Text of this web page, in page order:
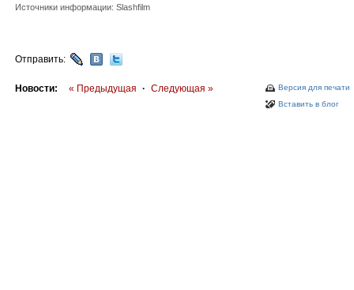
Источники информации: Slashfilm
Отправить:
Версия для печати
Вставить в блог
Новости: « Предыдущая · Следующая »